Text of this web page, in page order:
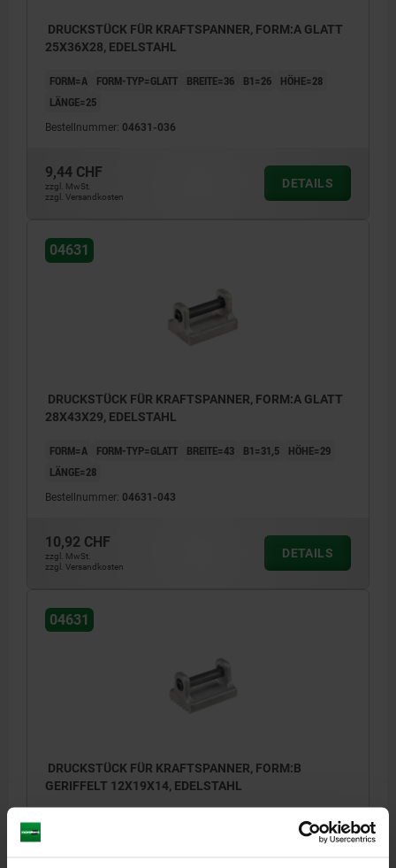
DRUCKSTÜCK FÜR KRAFTSPANNER, FORM:A GLATT
25X36X28, EDELSTAHL
FORM=A FORM-TYP=GLATT BREITE=36 B1=26
HÖHE=28
LÄNGE=25
Bestellnummer: 04631-036
9,44 CHF
zzgl. MwSt.
zzgl. Versandkosten
DETAILS
04631
DRUCKSTÜCK FÜR KRAFTSPANNER, FORM:A GLATT
28X43X29, EDELSTAHL
FORM=A FORM-TYP=GLATT BREITE=43 B1=31,5
HÖHE=29
LÄNGE=28
Bestellnummer: 04631-043
10,92 CHF
zzgl. MwSt.
zzgl. Versandkosten
DETAILS
04631
DRUCKSTÜCK FÜR KRAFTSPANNER, FORM:B
GERIFFELT 12X19X14, EDELSTAHL
HÖHE=14